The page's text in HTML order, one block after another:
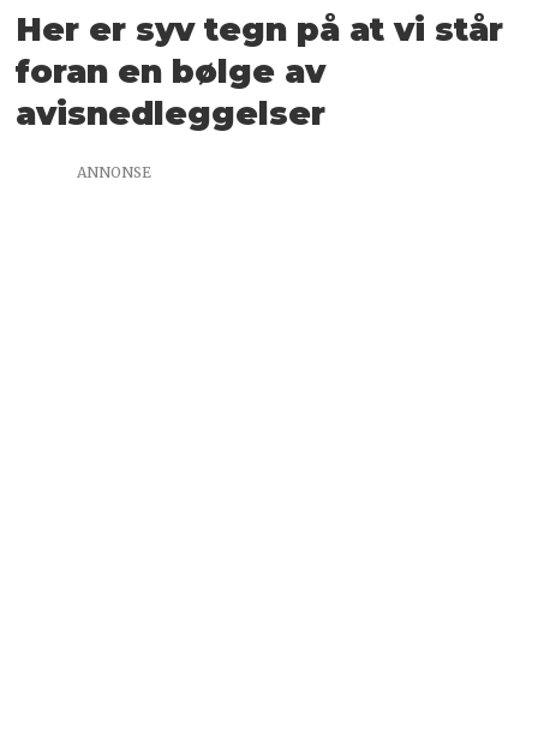
Her er syv tegn på at vi står
foran en bølge av
avisnedleggelser
ANNONSE